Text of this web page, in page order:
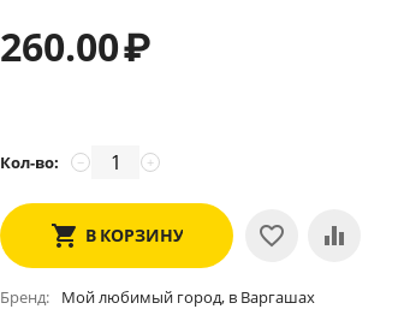
260.00₽
Кол-во: +
−
В КОРЗИНУ
Бренд Мой любимый город, в Варгашах